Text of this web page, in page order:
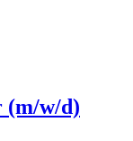
(m/w/d)